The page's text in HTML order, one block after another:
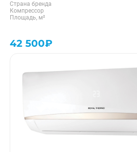
Страна бренда
Компрессор
Площадь, м²
42 500₽